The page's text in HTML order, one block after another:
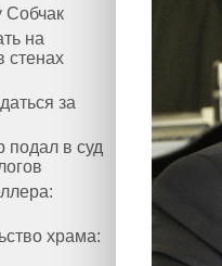
Собчак
на
стенах
за
подал в суд
храма: